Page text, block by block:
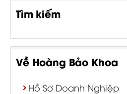
Tìm kiếm
Về Hoàng Bảo Khoa
Hồ Sơ Doanh Nghiệp